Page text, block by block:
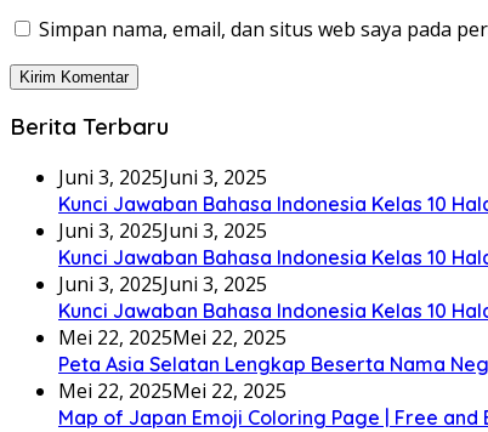
Simpan nama, email, dan situs web saya pada
Berita Terbaru
Juni 3, 2025Juni 3, 2025
Kunci Jawaban Bahasa Indonesia Kelas 10
Juni 3, 2025Juni 3, 2025
Kunci Jawaban Bahasa Indonesia Kelas 10
Juni 3, 2025Juni 3, 2025
Kunci Jawaban Bahasa Indonesia Kelas 10
Mei 22, 2025Mei 22, 2025
Peta Asia Selatan Lengkap Beserta Nama
Mei 22, 2025Mei 22, 2025
Map of Japan Emoji Coloring Page | Free and